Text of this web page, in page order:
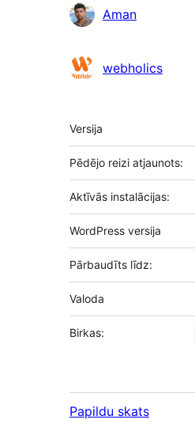
Līdzdalībnieki
Aman
webholics
Meta
Versija
Pēdējo reizi atjaunots:
Aktīvās instalācijas:
WordPress versija
Pārbaudīts līdz:
Valoda
Birkas:
Papildu skats